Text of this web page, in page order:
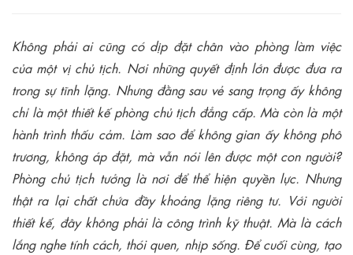
Không phải ai cũng có dịp đặt chân vào phòng làm việc
của một vị chủ tịch. Nơi những quyết định lớn được đưa ra
trong sự tĩnh lặng. Nhưng đằng sau vẻ sang trọng ấy không
chỉ là một thiết kế phòng chủ tịch đẳng cấp. Mà còn là một
hành trình thấu cảm. Làm sao để không gian ấy không phô
trương, không áp đặt, mà vẫn nói lên được một con người?
Phòng chủ tịch tưởng là nơi để thể hiện quyền lực. Nhưng
thật ra lại chất chứa đầy khoảng lặng riêng tư. Với người
thiết kế, đây không phải là công trình kỹ thuật. Mà là cách
lắng nghe tính cách, thói quen, nhịp sống. Để cuối cùng, tạo